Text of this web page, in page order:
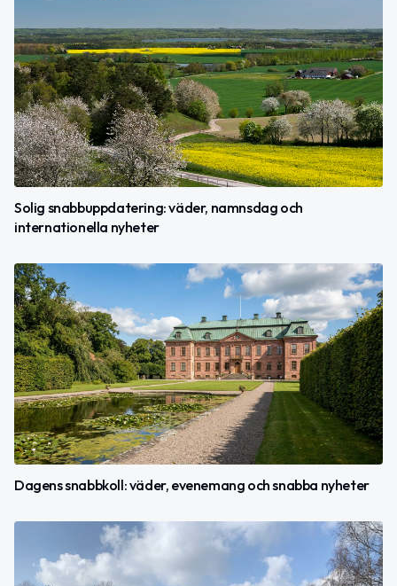
Solig snabbuppdatering: väder, namnsdag och
internationella nyheter
Dagens snabbkoll: väder, evenemang och snabba nyheter